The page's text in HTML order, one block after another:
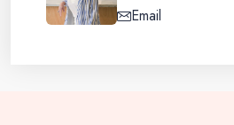
Email